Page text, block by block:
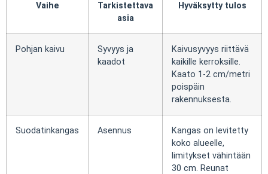
Vaihe
Tarkistettava
asia
Hyväksytty tulos
Pohjan kaivu
Syvyys ja
kaadot
Kaivusyvyys riittävä
kaikille kerroksille.
Kaato 1-2 cm/metri
poispäin
rakennuksesta.
Suodatinkangas Asennus
Kangas on levitetty
koko alueelle,
limitykset vähintään
30 cm. Reunat